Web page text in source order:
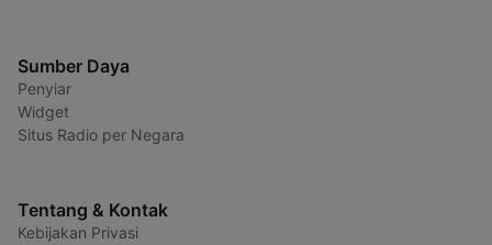
Sumber Daya
Penyiar
Widget
Situs Radio per Negara
Tentang & Kontak
Kebijakan Privasi